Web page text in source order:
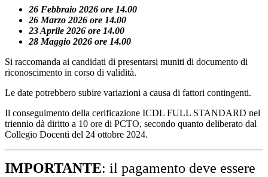
26 Febbraio 2026 ore 14.00
26 Marzo 2026 ore 14.00
23 Aprile 2026 ore 14.00
28 Maggio 2026 ore 14.00
Si raccomanda ai candidati di presentarsi muniti di documento di
riconoscimento in corso di validità.
Le date potrebbero subire variazioni a causa di fattori contingenti.
Il conseguimento della cerificazione ICDL FULL STANDARD nel
triennio dà diritto a 10 ore di PCTO, secondo quanto deliberato dal
Collegio Docenti del 24 ottobre 2024.
IMPORTANTE: il pagamento deve essere